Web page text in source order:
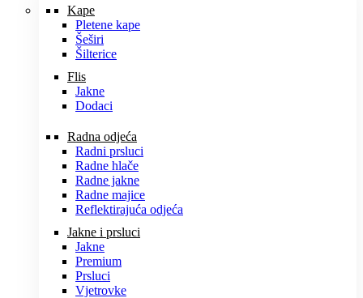
Kape
Pletene kape
Šeširi
Šilterice
Flis
Jakne
Dodaci
Radna odjeća
Radni prsluci
Radne hlače
Radne jakne
Radne majice
Reflektirajuća odjeća
Jakne i prsluci
Jakne
Premium
Prsluci
Vjetrovke